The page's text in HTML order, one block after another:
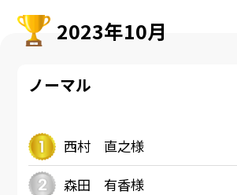
2023年10月
ノーマル
西村 直之様
森田 有香様